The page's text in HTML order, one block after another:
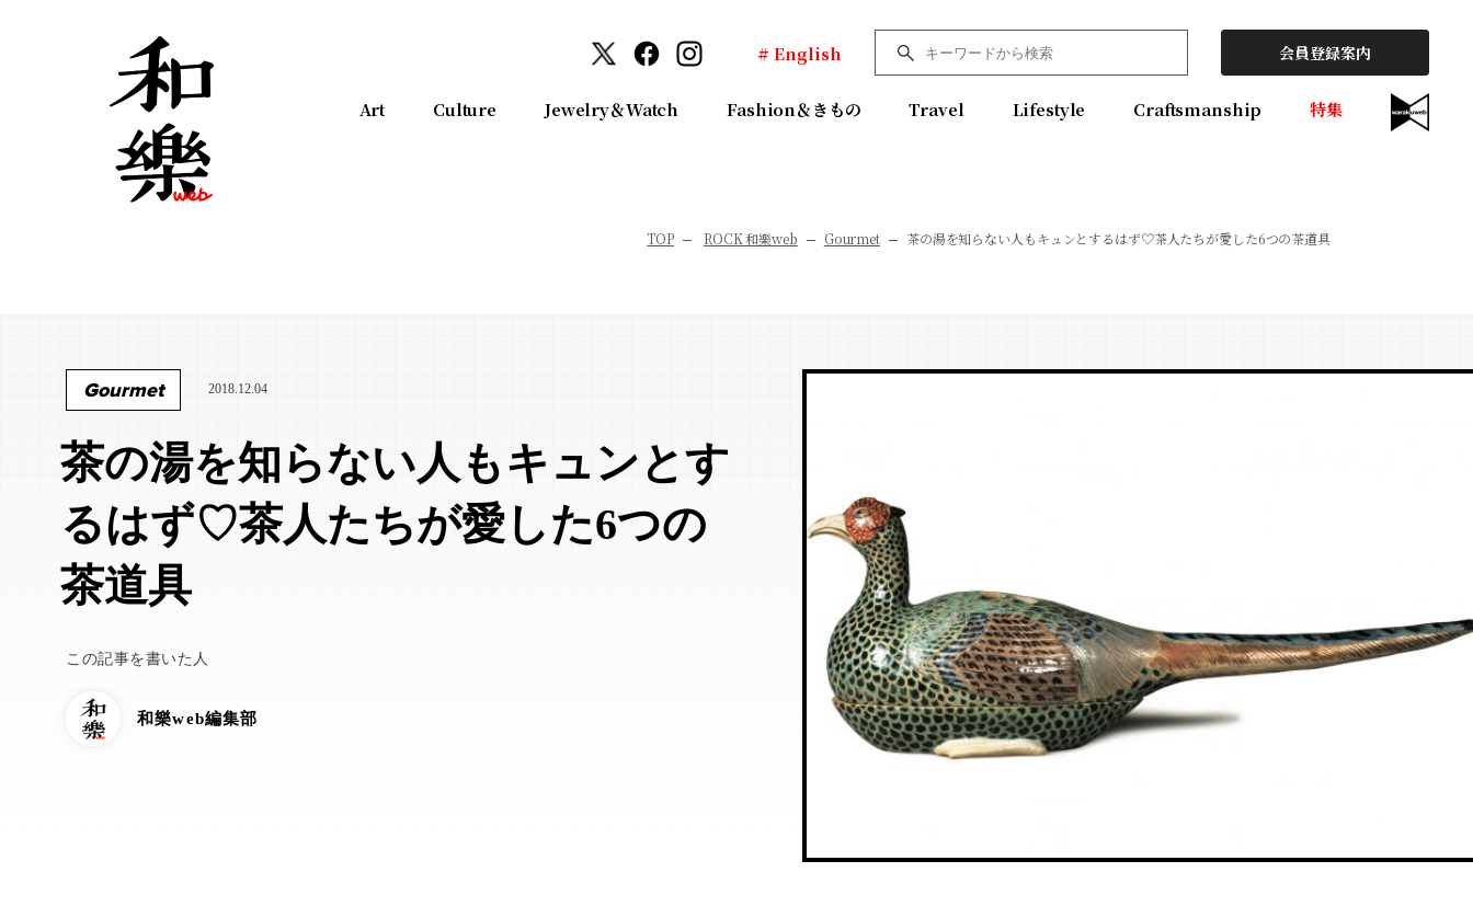
# English 会員登録案内
Art Culture Jewelry＆Watch Fashion＆きもの Travel Lifestyle Craftsmanship 特集
TOP ROCK 和樂web Gourmet 茶の湯を知らない人もキュンとするはず♡茶人たちが愛した6つの茶道具
Gourmet 2018.12.04
茶の湯を知らない人もキュンとす
るはず♡茶人たちが愛した6つの
茶道具
この記事を書いた人
和樂web編集部